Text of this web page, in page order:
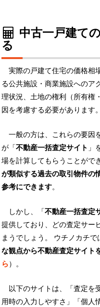
中古一戸建て
る
実際の戸建て住宅の価格相
る公共施設・商業施設へのア
理状況、土地の権利（所有権
因を考慮する必要があります。
一般の方は、これらの要因
が「不動産一括査定サイト 」
場を計算してもらうことがで
が類似する過去の取引物件の
参考にできます。
しかし、「不動産一括査定
提供しており、どの査定サー
まうでしょう。 ウチノカチで
な観点から不動産査定サイト
ら）。
以下のサイトは、「査定を
用時の入力しやすさ」「個人